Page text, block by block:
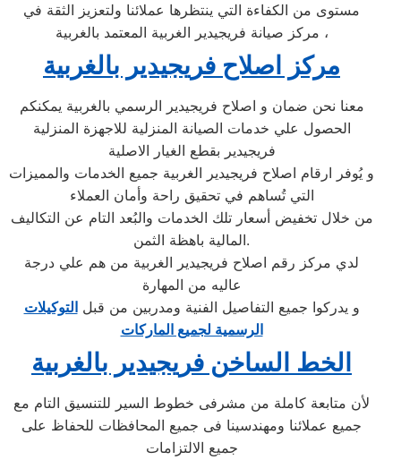
مستوى من الكفاءة التي ينتظرها عملائنا ولتعزيز الثقة في
مركز صيانة فريجيدير الغربية المعتمد بالغربية ،
مركز اصلاح فريجيدير بالغربية
معنا نحن ضمان و اصلاح فريجيدير الرسمي بالغربية يمكنكم
الحصول علي خدمات الصيانة المنزلية للاجهزة المنزلية
فريجيدير بقطع الغيار الاصلية
و يُوفر ارقام اصلاح فريجيدير الغربية جميع الخدمات والمميزات
التي تُساهم في تحقيق راحة وأمان العملاء
من خلال تخفيض أسعار تلك الخدمات والبُعد التام عن التكاليف
المالية باهظة الثمن.
لدي مركز رقم اصلاح فريجيدير الغربية من هم علي درجة
عاليه من المهارة
و يدركوا جميع التفاصيل الفنية ومدربين من قبلالتوكيلات
الرسمية لجميع الماركات
الخط الساخن فريجيدير بالغربية
لأن متابعة كاملة من مشرفى خطوط السير للتنسيق التام مع
جميع عملائنا ومهندسينا فى جميع المحافظات للحفاظ على
جميع الالتزامات